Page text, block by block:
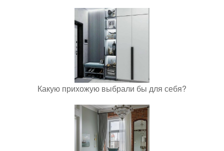
Какую прихожую выбрали бы для себя?